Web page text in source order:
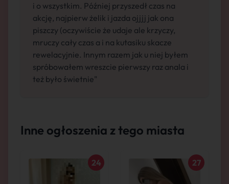
i o wszystkim. Później przyszedł czas na
akcję, najpierw żelik i jazda ojjjj jak ona
piszczy (oczywiście że udaje ale krzyczy,
mruczy cały czas a i na kutasiku skacze
rewelacyjnie. Innym razem jak u niej byłem
spróbowałem wreszcie pierwszy raz anala i
też było świetnie"
Inne ogłoszenia z tego miasta
24 27